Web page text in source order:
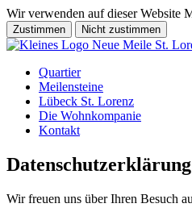
Wir verwenden auf dieser Website
Zustimmen Nicht zustimmen
Quartier
Meilensteine
Lübeck St. Lorenz
Die Wohnkompanie
Kontakt
Datenschutzerklärung
Wir freuen uns über Ihren Besuch